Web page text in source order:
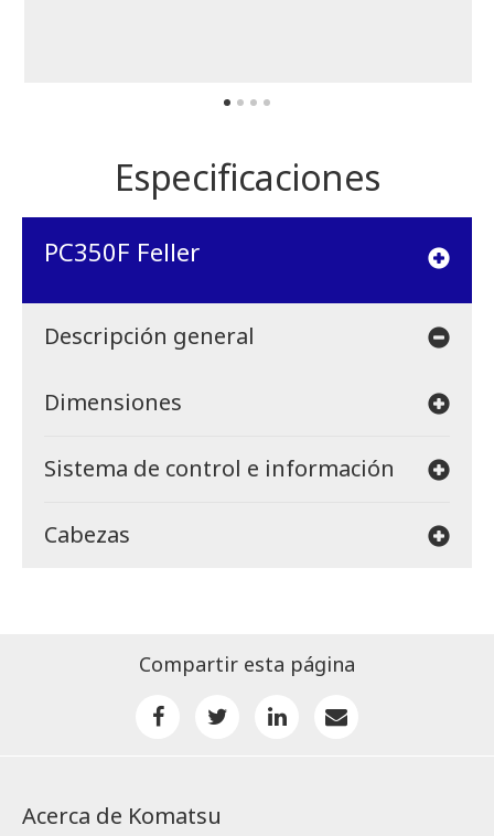
Especificaciones
PC350F Feller
Descripción general
Dimensiones
Sistema de control e información
Cabezas
Compartir esta página
Acerca de Komatsu